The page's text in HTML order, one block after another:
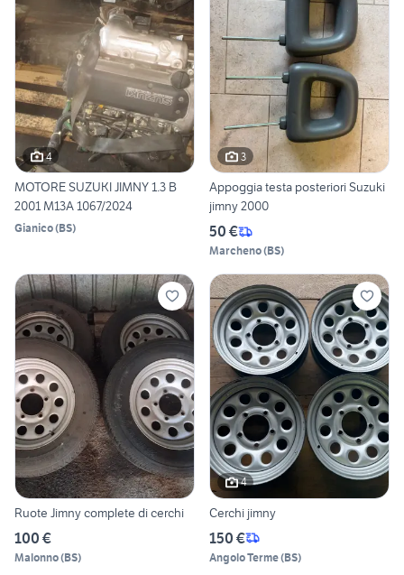
4
MOTORE SUZUKI JIMNY 1.3 B
2001 M13A 1067/2024
Gianico(BS)
3
Appoggia testa posteriori Suzuki
jimny 2000
50 €
Marcheno(BS)
Ruote Jimny complete di cerchi
100 €
Malonno(BS)
4
Cerchi jimny
150 €
Angolo Terme(BS)